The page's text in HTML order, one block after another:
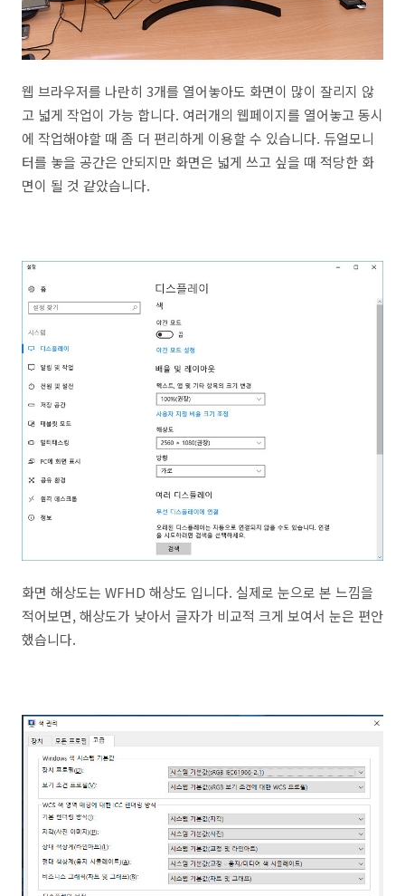
웹 브라우저를 나란히 3개를 열어놓아도 화면이 많이 잘리지 않
고 넓게 작업이 가능 합니다. 여러개의 웹페이지를 열어놓고 동시
에 작업해야할 때 좀 더 편리하게 이용할 수 있습니다. 듀얼모니
터를 놓을 공간은 안되지만 화면은 넓게 쓰고 싶을 때 적당한 화
면이 될 것 같았습니다.
화면 해상도는 WFHD 해상도 입니다. 실제로 눈으로 본 느낌을
적어보면, 해상도가 낮아서 글자가 비교적 크게 보여서 눈은 편안
했습니다.